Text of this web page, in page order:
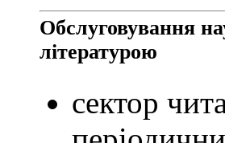
Обслуговування
літературою
сектор